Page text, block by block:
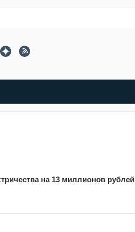
на 13 миллионов рублей